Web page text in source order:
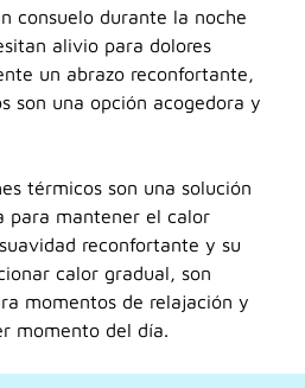
consuelo durante la noche
alivio para dolores
un abrazo reconfortante,
son una opción acogedora y
térmicos son una solución
para mantener el calor
reconfortante y su
calor gradual, son
momentos de relajación y
momento del día.